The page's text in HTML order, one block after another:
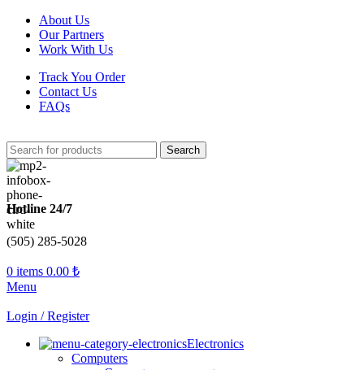
About Us
Our Partners
Work With Us
Track You Order
Contact Us
FAQs
Search
Hotline 24/7
(505) 285-5028
0 items 0.00 ₺
Menu
Login / Register
Electronics
Computers